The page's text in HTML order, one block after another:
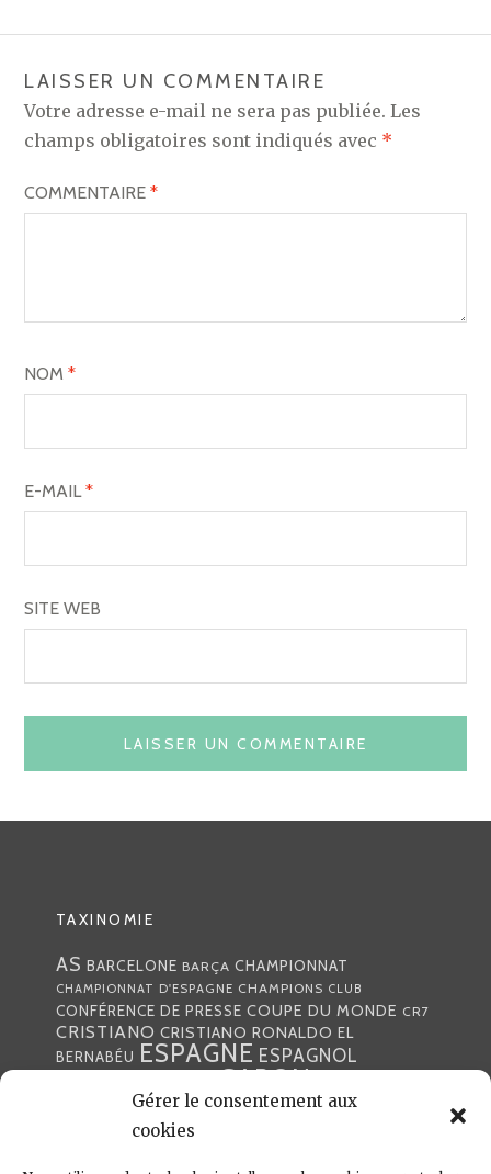
Gérer le consentement aux
cookies
LAISSER UN COMMENTAIRE
Votre adresse e-mail ne sera pas publiée. Les
champs obligatoires sont indiqués avec *
COMMENTAIRE*
NOM*
E-MAIL*
SITE WEB
TAXINOMIE
AS BARCELONE BARÇA CHAMPIONNAT
CHAMPIONNAT D'ESPAGNE CHAMPIONS CLUB
CONFÉRENCE DE PRESSE COUPE DU MONDE CR7
CRISTIANO CRISTIANO RONALDO EL
BERNABÉU ESPAGNE ESPAGNOL
GABON
JULEN LOPETEGUI KARIM BENZÉMA
LIGUE DES CHAMPIONS